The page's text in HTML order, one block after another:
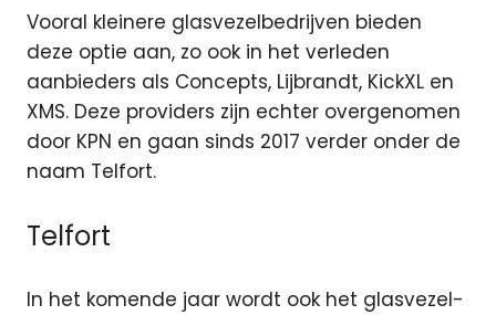
Vooral kleinere glasvezelbedrijven bieden
deze optie aan, zo ook in het verleden
aanbieders als Concepts, Lijbrandt, KickXL en
XMS. Deze providers zijn echter overgenomen
door KPN en gaan sinds 2017 verder onder de
naam Telfort.
Telfort
In het komende jaar wordt ook het glasvezel-